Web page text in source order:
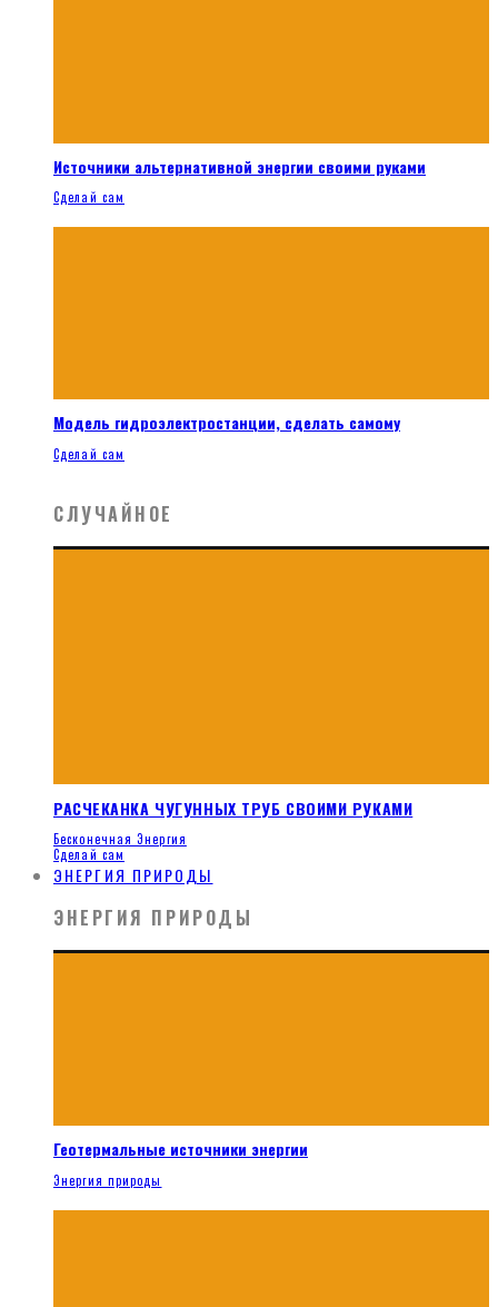
Источники альтернативной энергии своими руками
Сделай сам
Модель гидроэлектростанции, сделать самому
Сделай сам
СЛУЧАЙНОЕ
РАСЧЕКАНКА ЧУГУННЫХ ТРУБ СВОИМИ РУКАМИ
Бесконечная Энергия
Сделай сам
ЭНЕРГИЯ ПРИРОДЫ
ЭНЕРГИЯ ПРИРОДЫ
Геотермальные источники энергии
Энергия природы